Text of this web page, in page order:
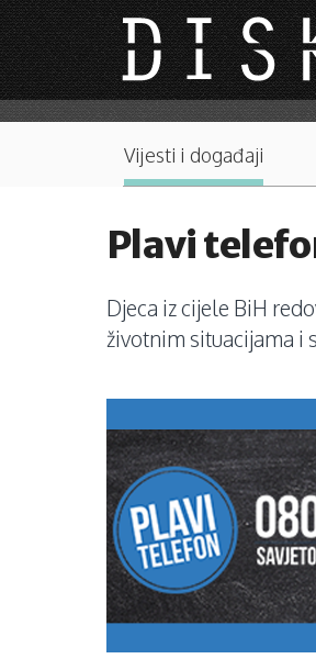
Skip to main content
Main menu
Vijesti i događaji
Plavi
Djeca iz cijele BiH
životnim situacijama i